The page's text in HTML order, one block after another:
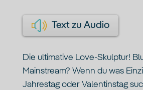
Text zu Audio
Die ultimative Love-Skulptur!
Mainstream? Wenn du was
Jahrestag oder Valentinstag